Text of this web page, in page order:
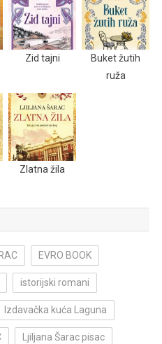
Zid tajni
Buket žutih
ruža
Zlatna žila
EVRO BOOK
istorijski romani
Izdavačka kuća Laguna
Ljiljana Šarac pisac